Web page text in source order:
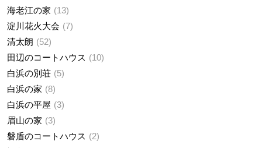
海老江の家
13
淀川花火大会
7
清太朗
52
田辺のコートハウス
10
白浜の別荘
5
白浜の家
8
白浜の平屋
3
眉山の家
3
磐盾のコートハウス
2